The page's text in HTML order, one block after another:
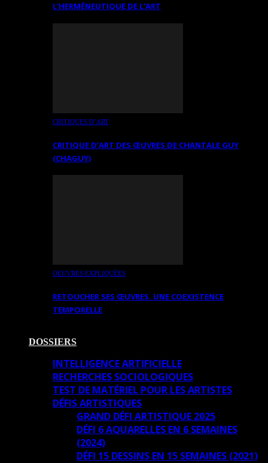
L’HERMÉNEUTIQUE DE L’ART
CRITIQUES D’ART
CRITIQUE D’ART DES ŒUVRES DE CHANTALE GUY
(CHAGUY)
OEUVRES EXPLIQUÉES
RETOUCHER SES ŒUVRES. UNE COEXISTENCE
TEMPORELLE
DOSSIERS
INTELLIGENCE ARTIFICIELLE
RECHERCHES SOCIOLOGIQUES
TEST DE MATÉRIEL POUR LES ARTISTES
DÉFIS ARTISTIQUES
GRAND DÉFI ARTISTIQUE 2025
DÉFI 6 AQUARELLES EN 6 SEMAINES
(2024)
DÉFI 15 DESSINS EN 15 SEMAINES (2021)